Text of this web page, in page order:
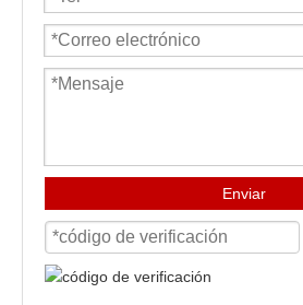
Enviar